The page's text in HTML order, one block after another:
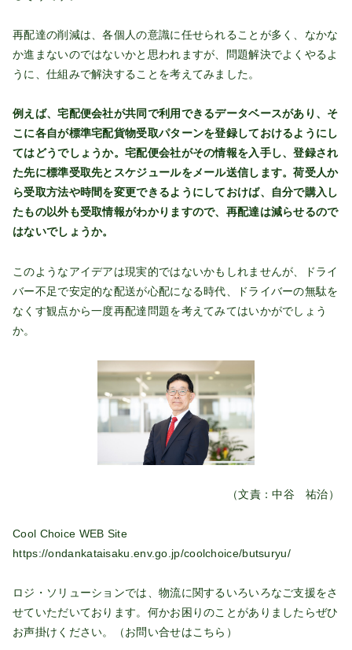
再配達の削減は、各個人の意識に任せられることが多く、なかな
か進まないのではないかと思われますが、問題解決でよくやるよ
うに、仕組みで解決することを考えてみました。
例えば、宅配便会社が共同で利用できるデータベースがあり、そ
こに各自が標準宅配貨物受取パターンを登録しておけるようにし
てはどうでしょうか。宅配便会社がその情報を入手し、登録され
た先に標準受取先とスケジュールをメール送信します。荷受人か
ら受取方法や時間を変更できるようにしておけば、自分で購入し
たもの以外も受取情報がわかりますので、再配達は減らせるので
はないでしょうか。
このようなアイデアは現実的ではないかもしれませんが、ドライ
バー不足で安定的な配送が心配になる時代、ドライバーの無駄を
なくす観点から一度再配達問題を考えてみてはいかがでしょう
か。
（文責：中谷 祐治）
Cool Choice WEB Site
https://ondankataisaku.env.go.jp/coolchoice/butsuryu/
ロジ・ソリューションでは、物流に関するいろいろなご支援をさ
せていただいております。何かお困りのことがありましたらぜひ
お声掛けください。（お問い合せはこちら ）